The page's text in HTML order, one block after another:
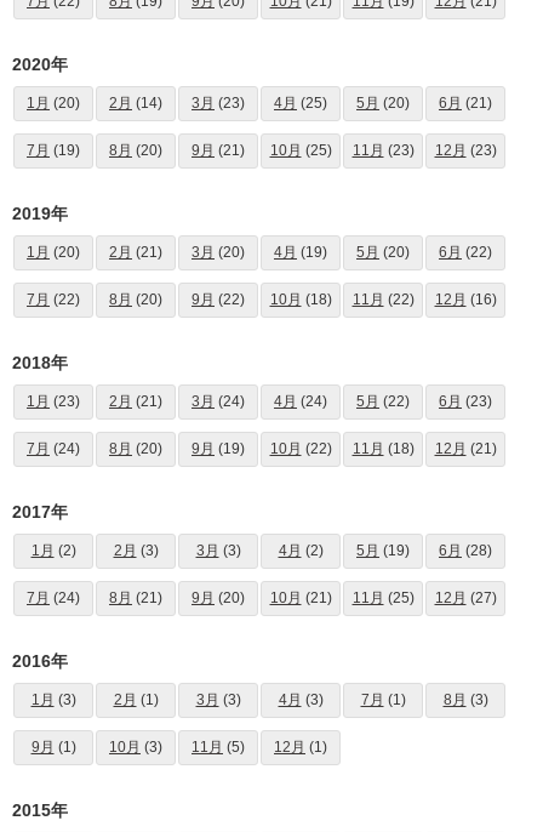
2020年
1月 (20) 2月 (14) 3月 (23) 4月 (25) 5月 (20) 6月 (21)
7月 (19) 8月 (20) 9月 (21) 10月 (25) 11月 (23) 12月 (23)
2019年
1月 (20) 2月 (21) 3月 (20) 4月 (19) 5月 (20) 6月 (22)
7月 (22) 8月 (20) 9月 (22) 10月 (18) 11月 (22) 12月 (16)
2018年
1月 (23) 2月 (21) 3月 (24) 4月 (24) 5月 (22) 6月 (23)
7月 (24) 8月 (20) 9月 (19) 10月 (22) 11月 (18) 12月 (21)
2017年
1月 (2) 2月 (3) 3月 (3) 4月 (2) 5月 (19) 6月 (28)
7月 (24) 8月 (21) 9月 (20) 10月 (21) 11月 (25) 12月 (27)
2016年
1月 (3) 2月 (1) 3月 (3) 4月 (3) 7月 (1) 8月 (3)
9月 (1) 10月 (3) 11月 (5) 12月 (1)
2015年